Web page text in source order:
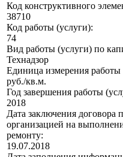
Код конструктивного
38710
Код работы (услуги):
74
Вид работы (услуги) по
Технадзор
Единица измерения работы
руб./кв.м.
Год завершения работы
2018
Дата заключения договора
организацией на
ремонту:
19.07.2018